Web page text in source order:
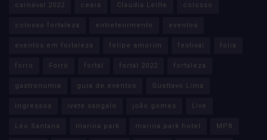
carnaval 2022 ceará Claudia Leitte colosso
colosso fortaleza entretenimento eventos
eventos em fortaleza felipe amorim festival folia
forro Forró fortal fortal 2022 fortaleza
gastronomia guia de eventos Gusttavo Lima
ingressos ivete sangalo joão gomes Live
Léo Santana marina park marina park hotel MPB